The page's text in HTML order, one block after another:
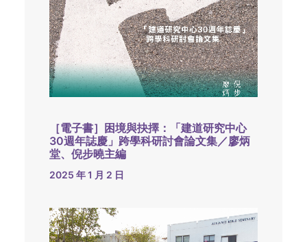
［電子書］困境與抉擇：「建道研究中心
30週年誌慶」跨學科研討會論文集／廖炳
堂、倪步曉主編
2025 年 1 月 2 日